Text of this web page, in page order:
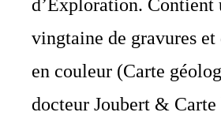
d’Exploration. Contient
vingtaine de gravures et
en couleur (Carte
docteur Joubert & Carte